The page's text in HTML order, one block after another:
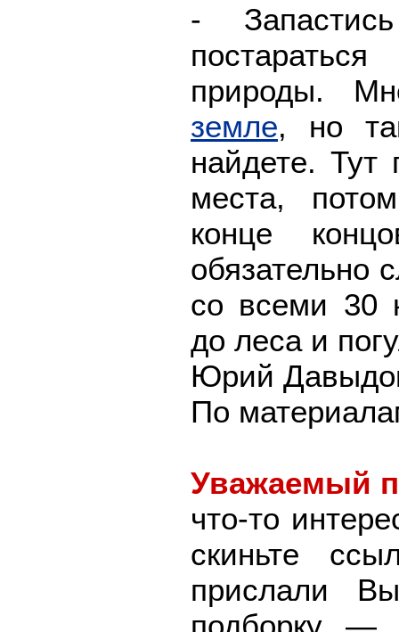
-
природы.
земле, но
найдете. Тут
места,
конце
обязательно
со всеми 30
до леса и
Юрий
По
Уважаемый
что-то
скиньте
прислали
подборку —